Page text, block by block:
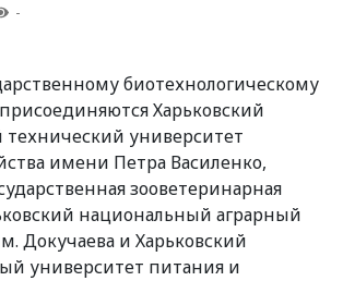
-
биотехнологическому
Харьковский
университет
имени Петра Василенко,
зооветеринарная
национальный аграрный
Докучаева и Харьковский
университет питания и